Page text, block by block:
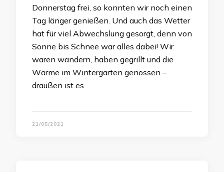
Donnerstag frei, so konnten wir noch einen
Tag länger genießen. Und auch das Wetter
hat für viel Abwechslung gesorgt, denn von
Sonne bis Schnee war alles dabei! Wir
waren wandern, haben gegrillt und die
Wärme im Wintergarten genossen –
draußen ist es …
21/05/2021